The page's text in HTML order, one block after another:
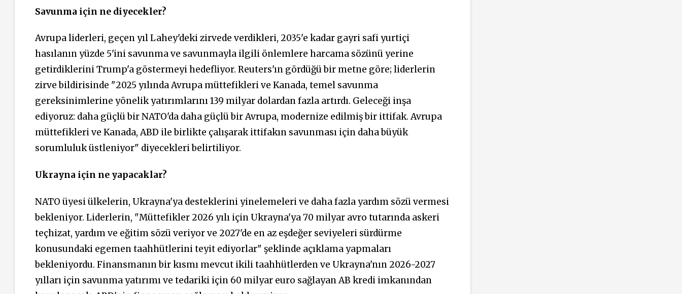
Savunma için ne diyecekler?
Avrupa liderleri, geçen yıl Lahey'deki zirvede verdikleri, 2035'e kadar gayri safi yurtiçi
hasılanın yüzde 5'ini savunma ve savunmayla ilgili önlemlere harcama sözünü yerine
getirdiklerini Trump'a göstermeyi hedefliyor. Reuters'ın gördüğü bir metne göre; liderlerin
zirve bildirisinde "2025 yılında Avrupa müttefikleri ve Kanada, temel savunma
gereksinimlerine yönelik yatırımlarını 139 milyar dolardan fazla artırdı. Geleceği inşa
ediyoruz: daha güçlü bir NATO'da daha güçlü bir Avrupa, modernize edilmiş bir ittifak. Avrupa
müttefikleri ve Kanada, ABD ile birlikte çalışarak ittifakın savunması için daha büyük
sorumluluk üstleniyor" diyecekleri belirtiliyor.
Ukrayna için ne yapacaklar?
NATO üyesiülkelerin, Ukrayna'ya desteklerini yinelemeleri ve daha fazla yardım sözü vermesi
bekleniyor. Liderlerin, "Müttefikler 2026 yılı için Ukrayna'ya 70 milyar avro tutarında askeri
teçhizat, yardım ve eğitim sözü veriyor ve 2027'de en az eşdeğer seviyeleri sürdürme
konusundaki egemen taahhütlerini teyit ediyorlar" şeklinde açıklama yapmaları
bekleniyordu. Finansmanın bir kısmı mevcut ikili taahhütlerden ve Ukrayna'nın 2026-2027
yılları için savunma yatırımı ve tedariki için 60 milyar euro sağlayan AB kredi imkanından